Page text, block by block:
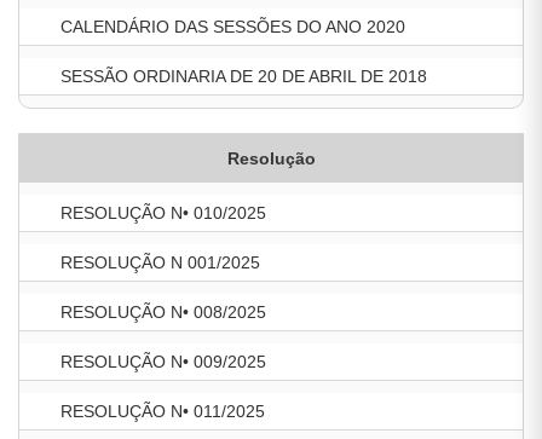
CALENDÁRIO DAS SESSÕES DO ANO 2020
SESSÃO ORDINARIA DE 20 DE ABRIL DE 2018
Resolução
RESOLUÇÃO N• 010/2025
RESOLUÇÃO N 001/2025
RESOLUÇÃO N• 008/2025
RESOLUÇÃO N• 009/2025
RESOLUÇÃO N• 011/2025